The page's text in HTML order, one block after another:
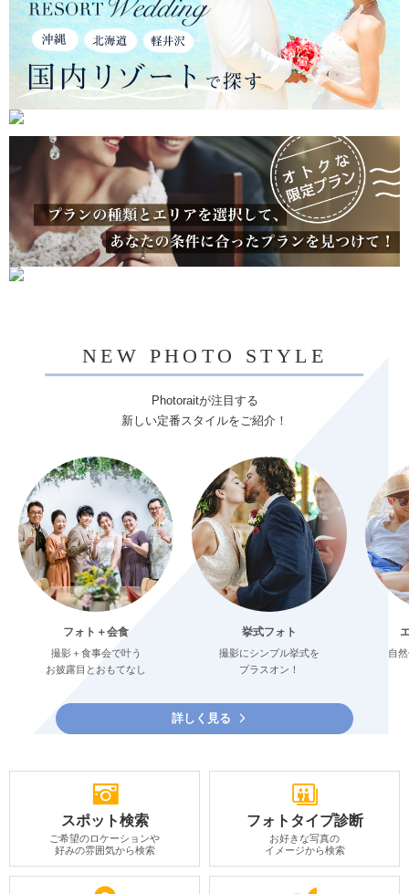
NEW PHOTO STYLE
Photoraitが注目する
新しい定番スタイルをご紹介！
フォト＋会食
撮影＋食事会で叶う
お披露目とおもてなし
挙式フォト
撮影にシンプル挙式を
プラスオン！
自
詳しく見る
スポット検索
ご希望のロケーションや
好みの雰囲気から検索
フォトタイプ診断
お好きな写真の
イメージから検索